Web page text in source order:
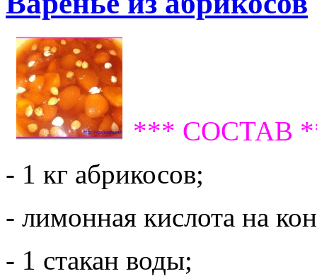
*** СОСТАВ
- 1 кг абрикосов;
- лимонная кислота на
- 1 стакан воды;